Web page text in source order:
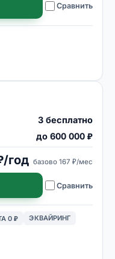
Сравнить
3 бесплатно
до 600 000 ₽
год базово 167 ₽/мес
Сравнить
0 ₽
ЭКВАЙРИНГ